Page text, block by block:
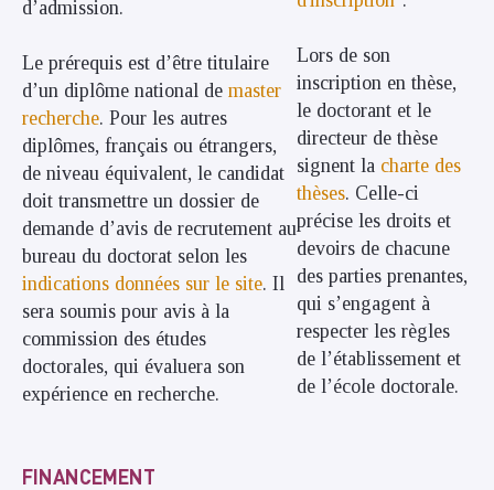
d’admission.
Le prérequis est d’être titulaire
d’un diplôme national de master
recherche. Pour les autres
diplômes, français ou étrangers,
de niveau équivalent, le candidat
doit transmettre un dossier de
demande d’avis de recrutement au
bureau du doctorat selon les
indications données sur le site. Il
sera soumis pour avis à la
commission des études
doctorales, qui évaluera son
expérience en recherche.
Lors de son
inscription en thèse,
le doctorant et le
directeur de thèse
signent la charte des
thèses. Celle-ci
précise les droits et
devoirs de chacune
des parties prenantes,
qui s’engagent à
respecter les règles
de l’établissement et
de l’école doctorale.
FINANCEMENT